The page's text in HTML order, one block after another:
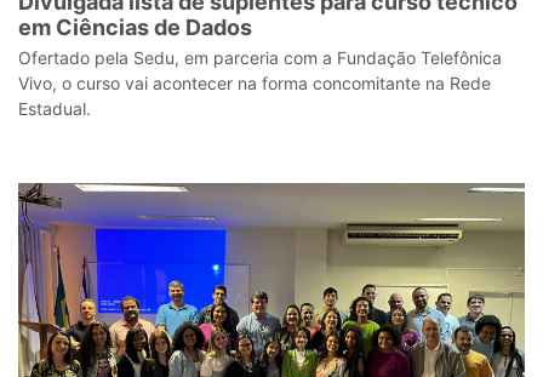
em Ciências de Dados
Ofertado pela Sedu, em parceria com a Fundação Telefônica
Vivo, o curso vai acontecer na forma concomitante na Rede
Estadual.